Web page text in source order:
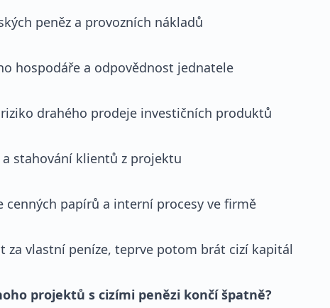
peněz a provozních nákladů
hospodáře a odpovědnost jednatele
drahého prodeje investičních produktů
stahování klientů z projektu
papírů a interní procesy ve firmě
za vlastní peníze, teprve potom brát cizí kapitál
projektů s cizími penězi končí špatně?